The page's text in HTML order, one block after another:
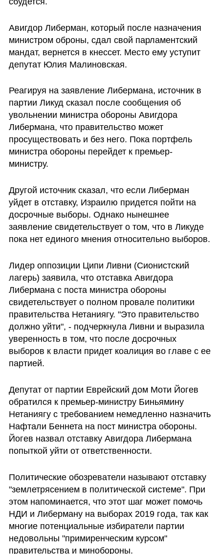
Авигдор Либерман, который после назначения
министром оброны, сдал свой парламентский
мандат, вернется в кнессет. Место ему уступит
депутат Юлия Малиновская.
Реагируя на заявление Либермана, источник в
партии Ликуд сказал после сообщения об
увольнении министра обороны Авигдора
Либермана, что правительство может
просуществовать и без него. Пока портфель
министра обороны перейдет к премьер-
министру.
Другой источник сказал, что если Либерман
уйдет в отставку, Израилю придется пойти на
досрочные выборы. Однако нынешнее
заявление свидетельствует о том, что в Ликуде
пока нет единого мнения относительно выборов.
Лидер оппозиции Ципи Ливни (Сионистский
лагерь) заявила, что отставка Авигдора
Либермана с поста министра обороны
свидетельствует о полном провале политики
правительства Нетаниягу. "Это правительство
должно уйти", - подчеркнула Ливни и выразила
уверенность в том, что после досрочных
выборов к власти придет коалиция во главе с ее
партией.
Депутат от партии Еврейский дом Моти Йогев
обратился к премьер-министру Биньямину
Нетаниягу с требованием немедленно назначить
Нафтали Беннета на пост министра обороны.
Йогев назвал отставку Авигдора Либермана
попыткой уйти от ответственности.
Политические обозреватели называют отставку
"землетрясением в политической системе". При
этом напоминается, что этот шаг может помочь
НДИ и Либерману на выборах 2019 года, так как
многие потенциальные избиратели партии
недовольны "примиренческим курсом"
правительства и минобороны.